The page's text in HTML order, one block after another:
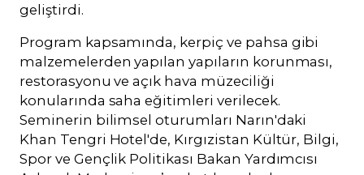
geliştirdi.
Program kapsamında, kerpiç ve pahsa gibi
malzemelerden yapılan yapıların korunması,
restorasyonu ve açık hava müzeciliği
konularında saha eğitimleri verilecek.
Seminerin bilimsel oturumları Narın'daki
Khan Tengri Hotel'de, Kırgızistan Kültür, Bilgi,
Spor ve Gençlik Politikası Bakan Yardımcısı